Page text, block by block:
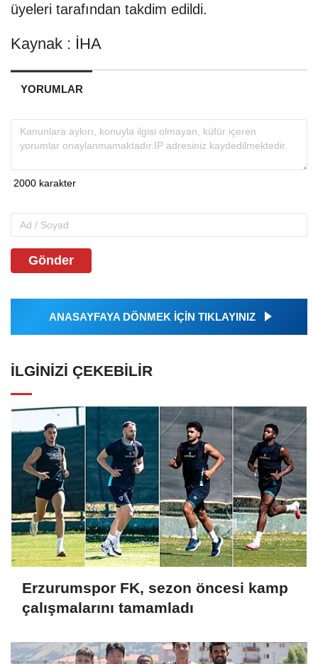
üyeleri tarafından takdim edildi.
Kaynak : İHA
YORUMLAR
Gönder
ANASAYFAYA DÖNMEK İÇİN TIKLAYINIZ
İLGINIZI ÇEKEBILIR
Erzurumspor FK, sezon öncesi kamp
çalışmalarını tamamladı